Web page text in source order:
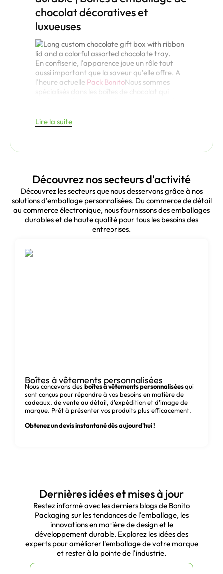
chocolat décoratives et
luxueuses
En confiserie, l'apparence joue un rôle tout
aussi important que la saveur qu'elle offre. A
l'heure actuelle Pack BonitoNous sommes
spécialisés dans les boîtes de chocolat qui
truffes de luxe ou que vous expédiiez des
barres de chocolat en vrac, nos boîtes
Pourquoi choisir
Bonito Pack
comme fabricant
de boîtes
de chocolat sur
mesure :
Dimensions et modèles sur mesure
:Qu'il s'agisse de boîtes à chocolat
fabriqués à partir d'un noyau de bois,
de papier kraft ou d'excellentes
options de finition.
Vous pouvez utiliser le gaufrage,
l'estampage à l'aveugleLe logo de
votre marque peut être imprimé à
l'aide d'un stylo à bille, d'un
Lire la suite
Découvrez nos secteurs d'activité
Découvrez les secteurs que nous desservons grâce à nos
solutions d'emballage personnalisées. Du commerce de détail
au commerce électronique, nous fournissons des emballages
durables et de haute qualité pour tous les besoins des
entreprises.
Boîtes à vêtements personnalisées
Nous concevons des boîtes à vêtements personnaliséesqui
sont conçus pour répondre à vos besoins en matière de
cadeaux, de vente au détail, d'expédition et d'image de
marque. Prêt à présenter vos produits plus efficacement.
Obtenez un devis instantané dès aujourd'hui !
Dernières idées et mises à jour
Restez informé avec les derniers blogs de Bonito
Packaging sur les tendances de l'emballage, les
innovations en matière de design et le
développement durable. Explorez les idées des
experts pour améliorer l'emballage de votre marque
et rester à la pointe de l'industrie.